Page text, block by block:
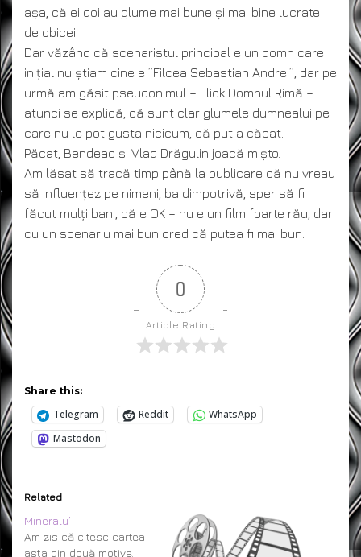
așa, că ei doi au glume mai bune și mai bine lucrate
de obicei.
Dar văzând că scenaristul principal e un domn care
inițial nu știam cine e ”Filcea Sebastian Andrei”, dar pe
urmă am găsit pseudonimul – Flick Domnul Rimă –
atunci se explică, că sunt clar glumele dumnealui pe
care nu le pot gusta nicicum, că put a căcat.
Păcat, Bendeac și Vlad Drăgulin joacă mișto.
Am lăsat să tracă timp până la publicare că nu vreau
să influențez pe nimeni, ba dimpotrivă, sper să fi
făcut mulți bani, că e OK – nu e un film foarte rău, dar
cu un scenariu mai bun cred că putea fi mai bun.
0
Article Rating
Share this:
Telegram Reddit
WhatsApp
Mastodon
Related
Mineralu’
Am zis că citesc cartea
asta din două motive.